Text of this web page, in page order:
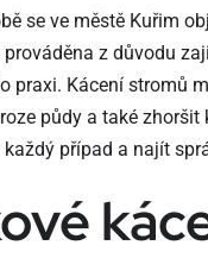
se ve městě Kuřim
z důvodu
praxi. Kácení stromů
půdy a také
případ a najít